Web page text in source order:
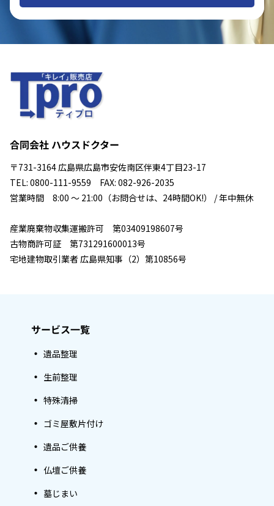
合同会社 ハウスドクター
〒731-3164 広島県広島市安佐南区伴東4丁目23-17
TEL: 0800-111-9559 FAX: 082-926-2035
営業時間 8:00 ～ 21:00（お問合せは、24時間OK!） / 年中無休
産業廃棄物収集運搬許可 第03409198607号
古物商許可証 第731291600013号
宅地建物取引業者 広島県知事（2）第10856号
サービス一覧
遺品整理
生前整理
特殊清掃
ゴミ屋敷片付け
遺品ご供養
仏壇ご供養
墓じまい